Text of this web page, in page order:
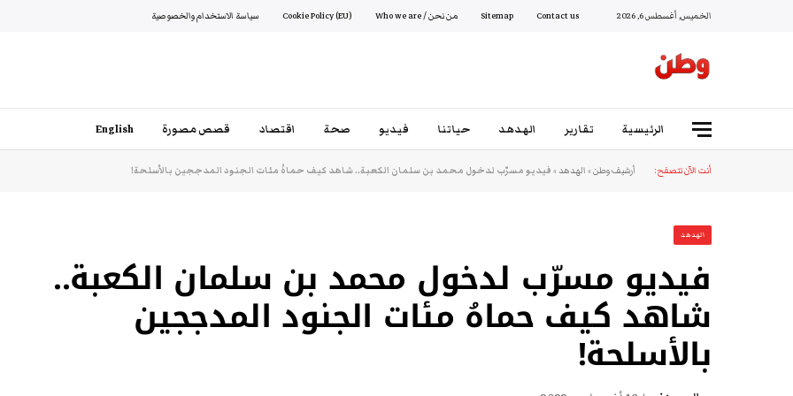
الخميس, أغسطس 6, 2026 Contact us
Sitemap من نحن / Who we are Cookie Policy (EU) سياسة الاستخدام والخصوصية
الرئيسية تقارير الهدهد حياتنا فيديو صحة اقتصاد قصص مصورة English
أنت الآن تتصفح: أرشيف وطن»الهدهد»فيديو مسرّب لدخول محمد بن سلمان الكعبة.. شاهد كيف حماهُ مئات الجنود المدججين بالأسلحة!
الهدهد
فيديو مسرّب لدخول محمد بن سلمان الكعبة..
شاهد كيف حماهُ مئات الجنود المدججين
بالأسلحة!